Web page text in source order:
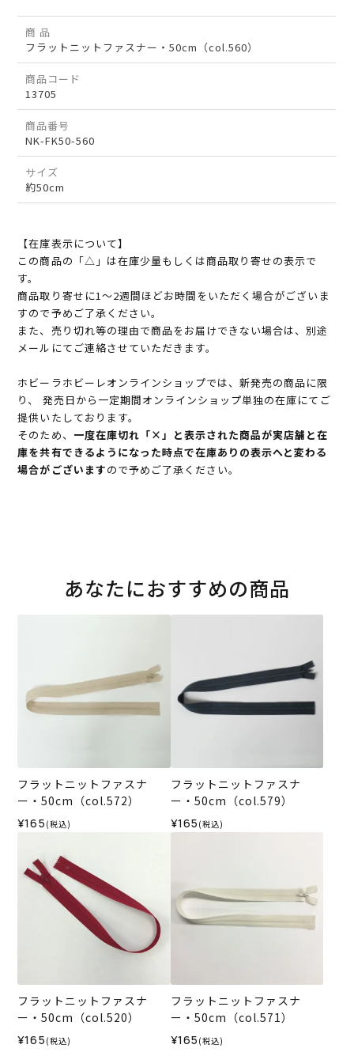
商 品
フラットニットファスナー・50cm（col.560）
商品コード
13705
商品番号
NK-FK50-560
サイズ
約50cm
【在庫表示について】
この商品の「△」は在庫少量もしくは商品取り寄せの表示で
す。
商品取り寄せに1～2週間ほどお時間をいただく場合がございま
すので予めご了承ください。
また、売り切れ等の理由で商品をお届けできない場合は、別途
メールにてご連絡させていただきます。
ホビーラホビーレオンラインショップでは、新発売の商品に限
り、 発売日から一定期間オンラインショップ単独の在庫にてご
提供いたしております。
そのため、 一度在庫切れ「×」と表示された商品が実店舗と在
庫を共有できるようになった時点で在庫ありの表示へと変わる
場合がございますので予めご了承ください。
あなたにおすすめの商品
フラットニットファスナ
ー・50cm（col.572）
¥165 (税込)
フラットニットファスナ
ー・50cm（col.579）
¥165 (税込)
フラットニットファスナ
ー・50cm（col.520）
¥165 (税込)
フラットニットファスナ
ー・50cm（col.571）
¥165 (税込)